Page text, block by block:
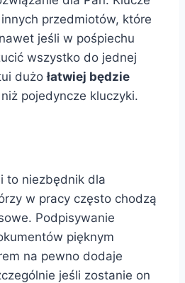
przedmiotów, które
jeśli w pośpiechu
wszystko do jednej
dużołatwiej będzie
pojedyncze kluczyki.
to niezbędnik dla
w pracy często chodzą
Podpisywanie
pięknym
na pewno dodaje
jeśli zostanie on